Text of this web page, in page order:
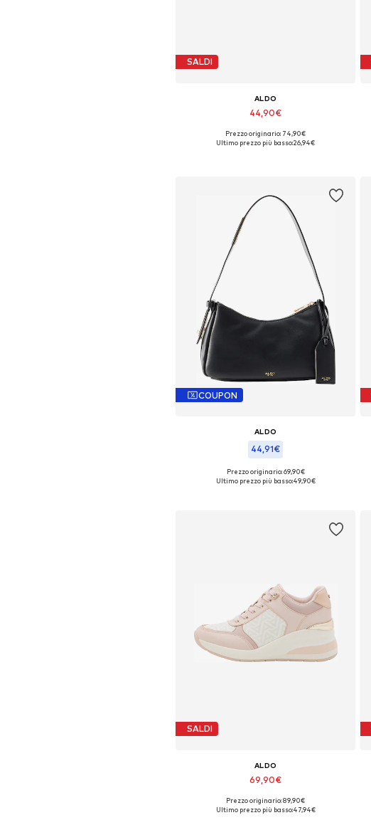
SALDI
ALDO
44,90€
Taglie disponibili: 36-36,5, 38, 39-39,5, 40
Prezzo originario: 74,90€
Ultimo prezzo più basso:26,94€
COUPON
ALDO
44,91€
Taglie disponibili: One Size
Prezzo originario: 69,90€
Ultimo prezzo più basso:49,90€
SALDI
ALDO
69,90€
Taglie disponibili: 39-39,5, 41-41,5
Prezzo originario: 89,90€
Ultimo prezzo più basso:47,94€